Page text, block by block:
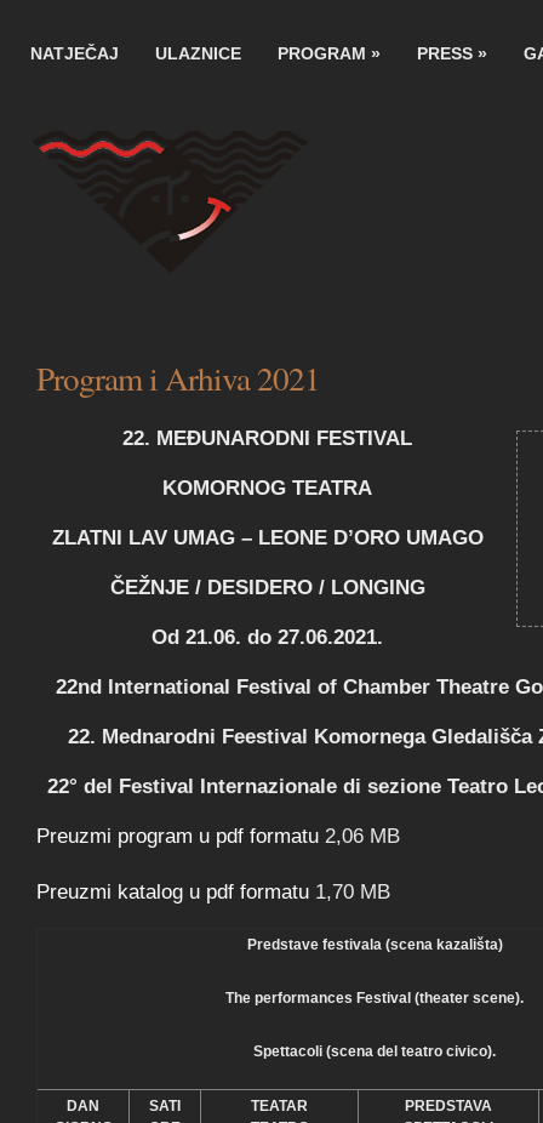
NATJEČAJ ULAZNICE PROGRAM » PRESS »
Program i Arhiva 2021
22. MEÐUNARODNI FESTIVAL
KOMORNOG TEATRA
ZLATNI LAV UMAG – LEONE D’ORO UMAGO
ČEŽNJE / DESIDERO / LONGING
Od 21.06. do 27.06.2021.
22nd International Festival of Chamber Theatre
22. Mednarodni Feestival Komornega Gledališča
22° del Festival Internazionale di sezione Teatro
Preuzmi program u pdf formatu 2,06 MB
Preuzmi katalog u pdf formatu 1,70 MB
Predstave festivala (scena kazališta)
The performances Festival (theater scene).
Spettacoli (scena del teatro civico).
DAN
SATI
TEATAR
PREDSTAVA